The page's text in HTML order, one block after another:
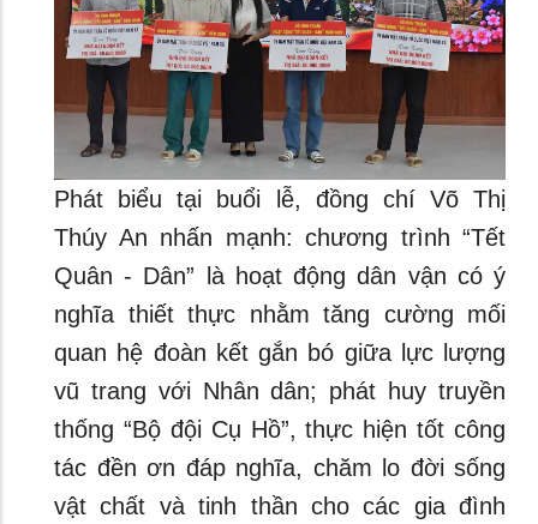
Phát biểu tại buổi lễ, đồng chí Võ Thị
Thúy An nhấn mạnh: chương trình “Tết
Quân - Dân” là hoạt động dân vận có ý
nghĩa thiết thực nhằm tăng cường mối
quan hệ đoàn kết gắn bó giữa lực lượng
vũ trang với Nhân dân; phát huy truyền
thống “Bộ đội Cụ Hồ”, thực hiện tốt công
tác đền ơn đáp nghĩa, chăm lo đời sống
vật chất và tinh thần cho các gia đình